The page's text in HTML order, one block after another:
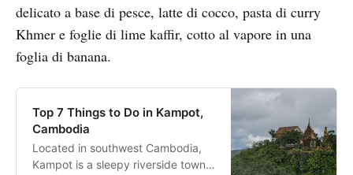
delicato a base di pesce, latte di cocco, pasta di curry
Khmer e foglie di lime kaffir, cotto al vapore in una
foglia di banana.
Top 7 Things to Do in Kampot,
Cambodia
Located in southwest Cambodia,
Kampot is a sleepy riverside town.